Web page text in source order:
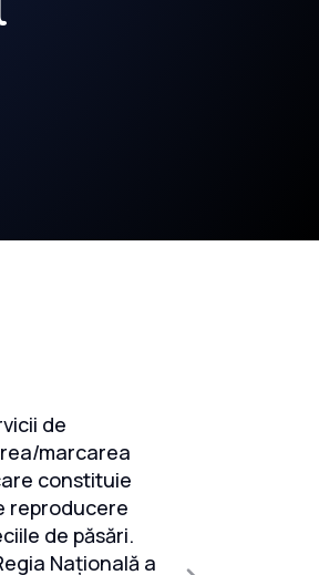
de
marcarea
constituie
reproducere
de păsări.
Națională a